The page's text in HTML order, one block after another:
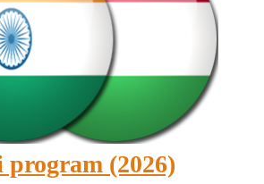
(2026)